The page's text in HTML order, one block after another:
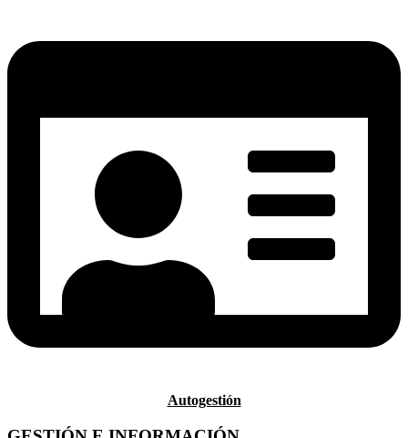
Autogestión